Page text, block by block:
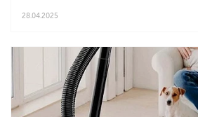
28.04.2025
Подробнее